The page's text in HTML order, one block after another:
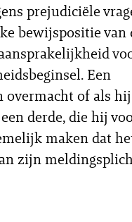
prejudiciële
bewijspositie van
Een
overmacht of als
derde, die hij
maken dat
zijn